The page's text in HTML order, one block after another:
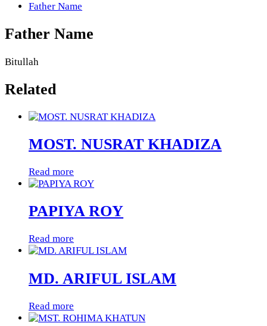
Father Name
Father Name
Bitullah
Related
MOST. NUSRAT KHADIZA
Read more
PAPIYA ROY
Read more
MD. ARIFUL ISLAM
Read more